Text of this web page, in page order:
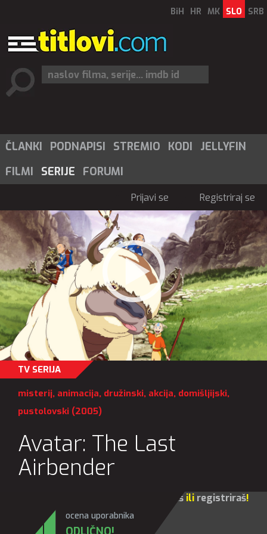
BiH HR MK SLO SRB
ČLANKI PODNAPISI STREMIO KODI
JELLYFIN
FILMI
SERIJE FORUMI
Prijavi se Registriraj se
TV SERIJA
misterij, animacija, družinski, akcija, domišljijski,
pustolovski (2005)
Avatar: The Last
Airbender
prijaviš ili registriraš!
ocena uporabnika